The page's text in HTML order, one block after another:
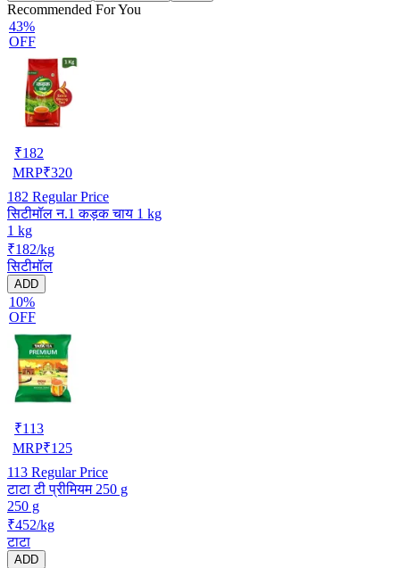
Recommended For You
43%
OFF
₹182
MRP₹320
182 Regular Price
सिटीमॉल न.1 कड़क चाय 1 kg
1 kg
₹182/kg
सिटीमॉल
ADD
10%
OFF
₹113
MRP₹125
113 Regular Price
टाटा टी प्रीमियम 250 g
250 g
₹452/kg
टाटा
ADD